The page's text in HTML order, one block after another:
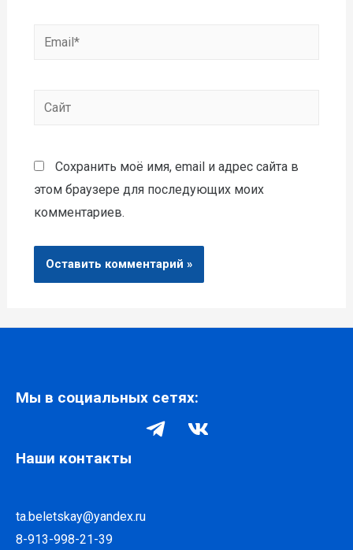
Сохранить моё имя, email и адрес сайта в
этом браузере для последующих моих
комментариев.
Мы в социальных сетях:
Наши контакты
ta.beletskay@yandex.ru
8-913-998-21-39